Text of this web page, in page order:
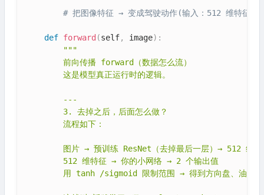
# 把图像特征 → 变成驾驶动作(输入：512 维特
def forward (self, image) :
"""
        前向传播 forward（数据怎么流）
        这是模型真正运行时的逻辑。
        ---
        3. 去掉之后，后面怎么做？
        流程如下：
图片 → 预训练 ResNet（去掉最后一层）→ 512 维特
        512 维特征 → 你的小网络 → 2 个输出值
        用 tanh /sigmoid 限制范围 → 得到方向盘、油门